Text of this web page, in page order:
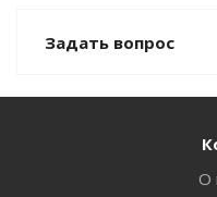
Задать вопрос
О